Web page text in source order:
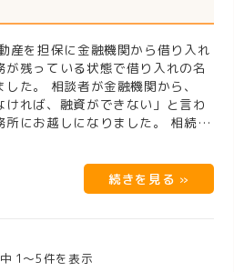
産を担保に金融機関から借り入れ
残っている状態で借り入れの名
た。 相談者が金融機関から、
ければ、融資ができない」と言わ
にお越しになりました。 相続人
1〜5件を表示